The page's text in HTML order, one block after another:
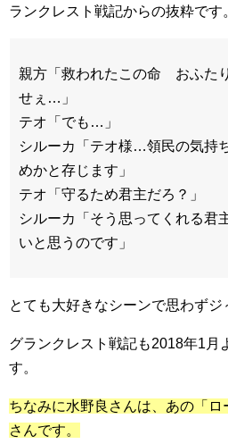
ランクレスト戦記からの抜粋です
親方「救われたこの命 おふた
せぇ…」
テオ「でも…」
シルーカ「テオ様…領民の気持
めかと存じます」
テオ「守るため君主だろ？」
シルーカ「そう思ってくれる君
いと思うのです」
とても大好きなシーンで思わずジ
グランクレスト戦記も2018年1月
す。
ちなみに水野良さんは、あの「ロ
さんです。